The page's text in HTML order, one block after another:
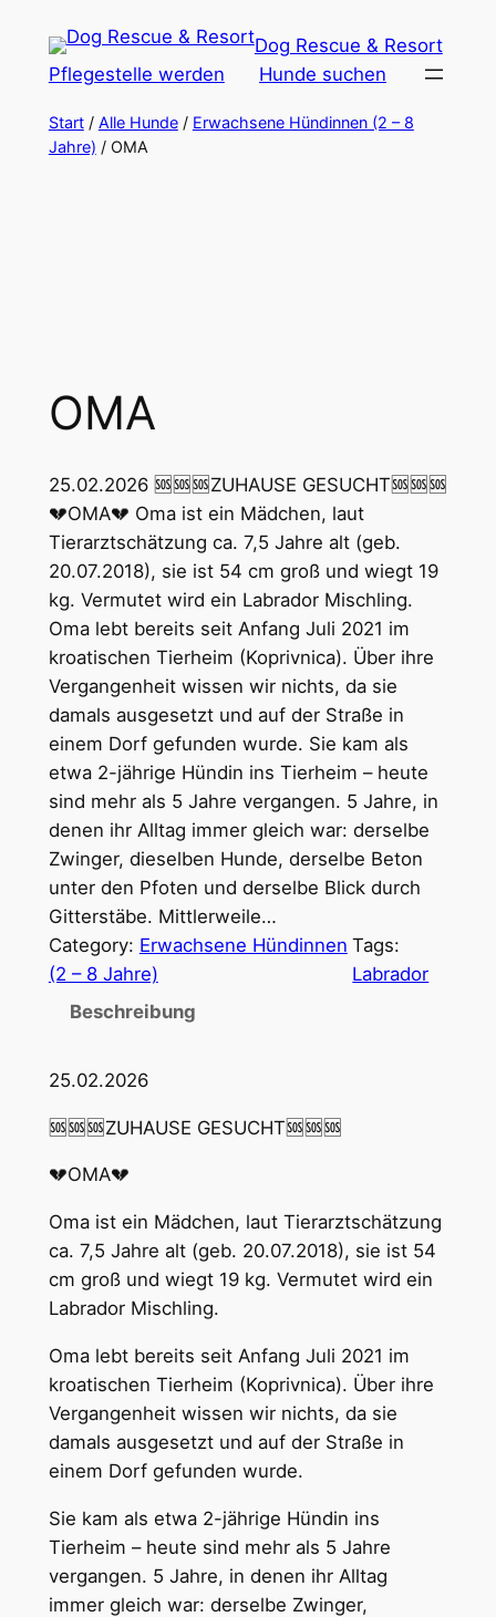
Inhalt
springen
Dog Rescue & Resort
Pflegestelle werden
Hunde suchen
Start/ Alle Hunde/ Erwachsene Hündinnen (2 – 8
Jahre) / OMA
OMA
25.02.2026 🆘🆘🆘ZUHAUSE GESUCHT🆘🆘🆘
💔OMA💔 Oma ist ein Mädchen, laut
Tierarztschätzung ca. 7,5 Jahre alt (geb.
20.07.2018), sie ist 54 cm groß und wiegt 19
kg. Vermutet wird ein Labrador Mischling.
Oma lebt bereits seit Anfang Juli 2021 im
kroatischen Tierheim (Koprivnica). Über ihre
Vergangenheit wissen wir nichts, da sie
damals ausgesetzt und auf der Straße in
einem Dorf gefunden wurde. Sie kam als
etwa 2-jährige Hündin ins Tierheim – heute
sind mehr als 5 Jahre vergangen. 5 Jahre, in
denen ihr Alltag immer gleich war: derselbe
Zwinger, dieselben Hunde, derselbe Beton
unter den Pfoten und derselbe Blick durch
Gitterstäbe. Mittlerweile…
Category: Erwachsene Hündinnen
(2 – 8 Jahre)
Tags:
Labrador
Beschreibung
25.02.2026
🆘🆘🆘ZUHAUSE GESUCHT🆘🆘🆘
💔OMA💔
Oma ist ein Mädchen, laut Tierarztschätzung
ca. 7,5 Jahre alt (geb. 20.07.2018), sie ist 54
cm groß und wiegt 19 kg. Vermutet wird ein
Labrador Mischling.
Oma lebt bereits seit Anfang Juli 2021 im
kroatischen Tierheim (Koprivnica). Über ihre
Vergangenheit wissen wir nichts, da sie
damals ausgesetzt und auf der Straße in
einem Dorf gefunden wurde.
Sie kam als etwa 2-jährige Hündin ins
Tierheim – heute sind mehr als 5 Jahre
vergangen. 5 Jahre, in denen ihr Alltag
immer gleich war: derselbe Zwinger,